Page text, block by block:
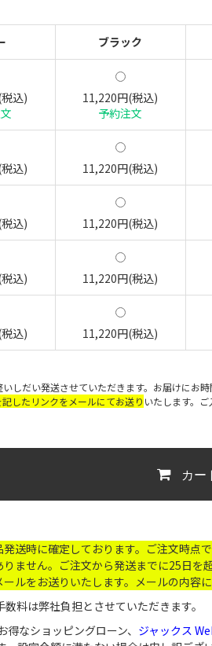
ブラック
込)
11,220円(税込)
予約注文
込) 11,220円(税込)
込) 11,220円(税込)
込) 11,220円(税込)
込) 11,220円(税込)
しだい発送させていただきます。お届けにお
したリンクをメールにてお送り いたします。
カー
送時に確定しております。ご注文時点
ません。ご注文から発送までに25日を
ルをお送りいたします。メールの内容
料は弊社負担とさせていただきます。
なショッピングローン、 ジャックス